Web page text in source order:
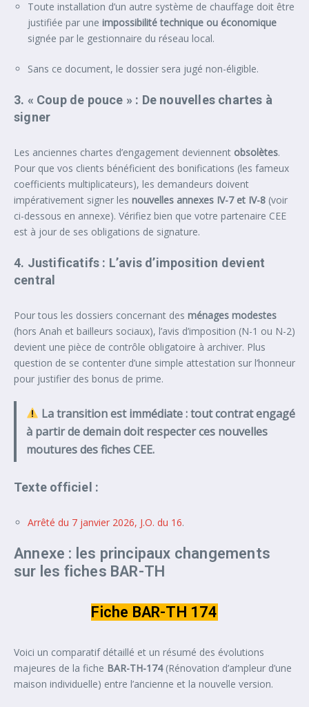
Toute installation d’un autre système de chauffage doit être
justifiée par une impossibilité technique ou économique
signée par le gestionnaire du réseau local.
Sans ce document, le dossier sera jugé non-éligible.
3. « Coup de pouce » : De nouvelles chartes à
signer
Les anciennes chartes d’engagement deviennent obsolètes.
Pour que vos clients bénéficient des bonifications (les fameux
coefficients multiplicateurs), les demandeurs doivent
impérativement signer les nouvelles annexes IV-7 et IV-8 (voir
ci-dessous en annexe). Vérifiez bien que votre partenaire CEE
est à jour de ses obligations de signature.
4. Justificatifs : L’avis d’imposition devient
central
Pour tous les dossiers concernant des ménages modestes
(hors Anah et bailleurs sociaux), l’avis d’imposition (N-1 ou N-2)
devient une pièce de contrôle obligatoire à archiver. Plus
question de se contenter d’une simple attestation sur l’honneur
pour justifier des bonus de prime.
La transition est immédiate : tout contrat engagé
à partir de demain doit respecter ces nouvelles
moutures des fiches CEE.
Texte officiel :
Arrêté du 7 janvier 2026, J.O. du 16.
Annexe : les principaux changements
sur les fiches BAR-TH
Fiche BAR-TH 174
Voici un comparatif détaillé et un résumé des évolutions
majeures de la fiche BAR-TH-174(Rénovation d’ampleur d’une
maison individuelle) entre l’ancienne et la nouvelle version.